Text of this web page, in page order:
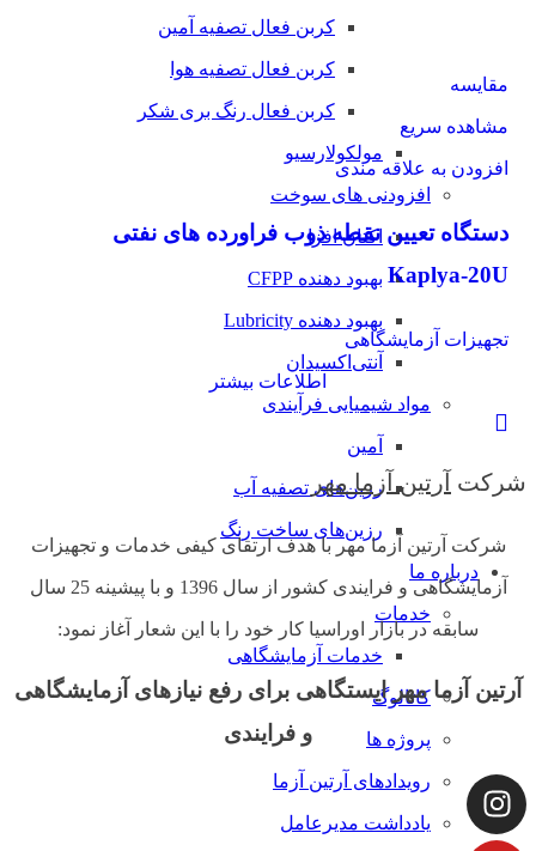
کربن فعال تصفیه آمین
کربن فعال تصفیه هوا
کربن فعال رنگ بری شکر
مولکولارسیو
افزودنی های سوخت
اکتان افزا
بهبود دهنده CFPP
بهبود دهنده Lubricity
آنتی‌اکسیدان
مواد شیمیایی فرآیندی
آمین
رزین‌های تصفیه آب
رزین‌های ساخت رنگ
درباره ما
خدمات
خدمات آزمایشگاهی
کاتالوگ
پروژه ها
رویدادهای آرتین آزما
یادداشت مدیرعامل
مقایسه
مشاهده سریع
افزودن به علاقه مندی
دستگاه تعیین نقطه ذوب فراورده های نفتی
Kaplya-20U
تجهیزات آزمایشگاهی
اطلاعات بیشتر
شرکت آرتین آزما مهر
شرکت آرتین آزما مهر با هدف ارتقای کیفی خدمات و تجهیزات
آزمایشگاهی و فرایندی کشور از سال 1396 و با پیشینه 25 سال
سابقه در بازار اوراسیا کار خود را با این شعار آغاز نمود:
آرتین آزما مهر ایستگاهی برای رفع نیازهای آزمایشگاهی
و فرایندی